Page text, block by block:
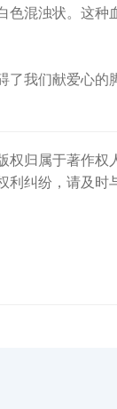
混浊状。这种
我们献爱心的
归属于著作权
纠纷，请及时